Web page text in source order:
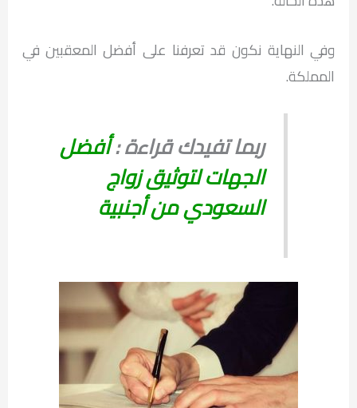
وفي النهاية نكون قد تعرفنا على أفضل المعقبين في
المملكة.
ربما تفيدك قراءة :أفضل
الجهات لتوثيق زواج
السعودي من أجنبية